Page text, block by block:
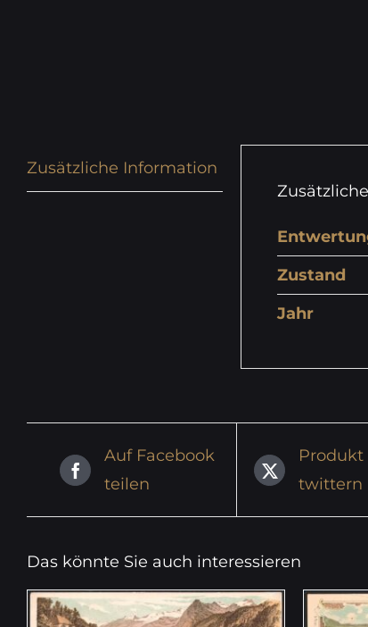
Zusätzliche Information
Zustand
Jahr
Auf Facebook
teilen
Produkt
twittern
Das könnte Sie auch interessieren